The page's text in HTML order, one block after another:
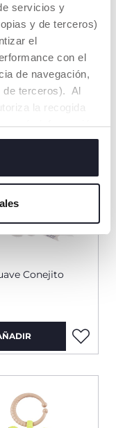
servicios y
y de terceros)
el
con el
de navegación,
de terceros). Al
la recogida
más información
de todas o
detalles". Al
utilizar
y noche
Conejito